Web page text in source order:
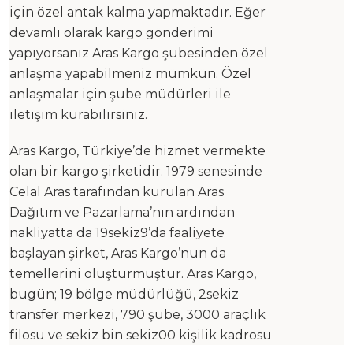
için özel antak kalma yapmaktadır. Eğer
devamlı olarak kargo gönderimi
yapıyorsanız Aras Kargo şubesinden özel
anlaşma yapabilmeniz mümkün. Özel
anlaşmalar için şube müdürleri ile
iletişim kurabilirsiniz.
Aras Kargo, Türkiye’de hizmet vermekte
olan bir kargo şirketidir. 1979 senesinde
Celal Aras tarafından kurulan Aras
Dağıtım ve Pazarlama’nın ardından
nakliyatta da 19sekiz9’da faaliyete
başlayan şirket, Aras Kargo’nun da
temellerini oluşturmuştur. Aras Kargo,
bugün; 19 bölge müdürlüğü, 2sekiz
transfer merkezi, 790 şube, 3000 araçlık
filosu ve sekiz bin sekiz00 kişilik kadrosu